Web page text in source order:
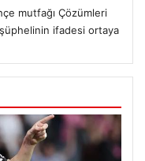
mutfağı Çözümleri
şüphelinin ifadesi ortaya